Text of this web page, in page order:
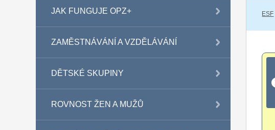
JAK FUNGUJE OPZ+
ZAMĚSTNÁVÁNÍ A VZDĚLÁVÁNÍ
DĚTSKÉ SKUPINY
ROVNOST ŽEN A MUŽŮ
ESF